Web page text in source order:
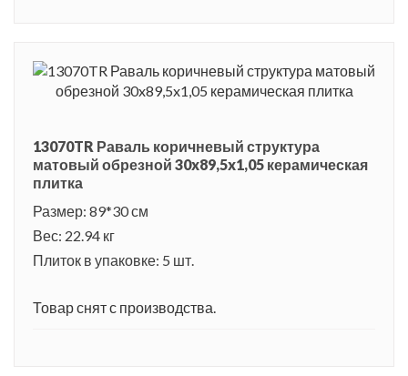
13070TR Раваль коричневый структура
матовый обрезной 30x89,5x1,05 керамическая
плитка
Размер: 89*30 см
Вес: 22.94 кг
Плиток в упаковке: 5 шт.
Товар снят с производства.